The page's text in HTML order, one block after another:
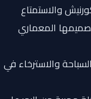
والاستمتاع
المعماري
والاسترخاء في